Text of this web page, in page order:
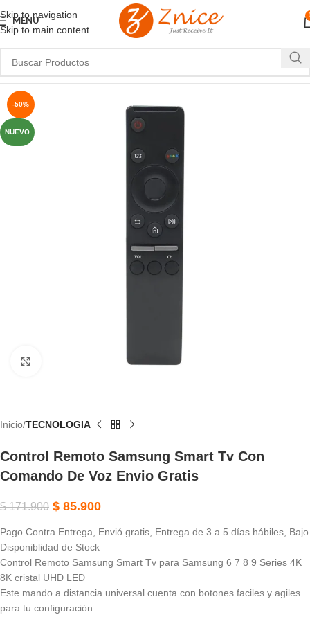
Skip to navigation
Skip to main content
MENU
-50%
NUEVO
Haga Clic Para Ampliar
Inicio TECNOLOGIA
Control Remoto Samsung Smart Tv Con
Comando De Voz Envio Gratis
$171.900 $ 85.900
Pago Contra Entrega, Envió gratis, Entrega de 3 a 5 días hábiles, Bajo
Disponiblidad de Stock
Control Remoto Samsung Smart Tv para Samsung 6 7 8 9 Series 4K
8K cristal UHD LED
Este mando a distancia universal cuenta con botones faciles y agiles
para tu configuración